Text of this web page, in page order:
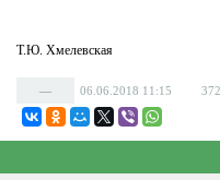
Т.Ю. Хмелевская
— 06.06.2018 11:15 372